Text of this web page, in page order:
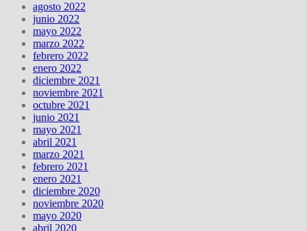
agosto 2022
junio 2022
mayo 2022
marzo 2022
febrero 2022
enero 2022
diciembre 2021
noviembre 2021
octubre 2021
junio 2021
mayo 2021
abril 2021
marzo 2021
febrero 2021
enero 2021
diciembre 2020
noviembre 2020
mayo 2020
abril 2020